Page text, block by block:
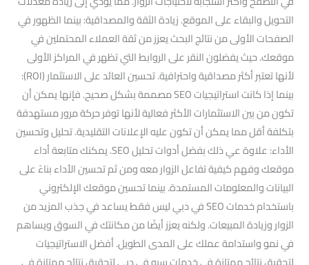
التحويل والبقاء على الموقع. زيادة الثقة والمصداقية: بينما الظهور في
الصفحات الأولى من نتائج البحث يعزز من ثقة العملاء المحتملين في
موقعك. حيث يفضلون النقر على الروابط التي تظهر في المراكز الأولى
لأنها تعتبر أكثر مصداقية واحترافية. تحسين العائد على الاستثمار (ROI):
بينما إذا كانت استراتيجيات SEO مصممة بشكل صحيح. فإنها يمكن أن
تكون من بين الاستثمارات الأكثر فعالية لأنها توفر حركة مرور مستهدفة
بتكلفة أقل مما يمكن أن تكون عليه الإعلانات التقليدية. تحليل وتحسين
الأداء: علاوة عي ذلك بفضل أدوات تحليل SEO. يمكنك متابعة أداء
موقعك وفهم كيفية تفاعل الزوار معه ومن ثم تحسين الأداء بناءً على
البيانات والمعلومات المستمدة. بينما تحسين موقعك الإلكتروني
باستخدام خدمات SEO في دبي ليس فقط يساعد في جذب المزيد من
الزوار وزيادة المبيعات. ولكنه يعزز أيضًا من مكانتك في السوق ويساهم
في نمو واستدامة عملك على المدى الطويل. أفضل الاستراتيجيات